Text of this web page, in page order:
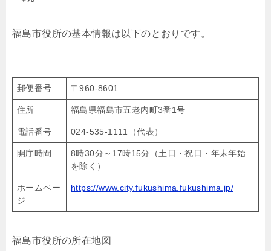
福島市役所の基本情報は以下のとおりです。
郵便番号 〒960-8601
住所 福島県福島市五老内町3番1号
電話番号 024-535-1111（代表）
開庁時間
8時30分～17時15分（土日・祝日・年末年始
を除く）
ホームペー
ジ
https://www.city.fukushima.fukushima.jp/
福島市役所の所在地図